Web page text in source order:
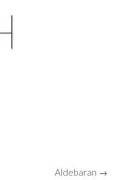
Aldebaran →